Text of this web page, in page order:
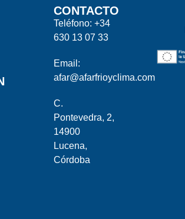
CONTACTO
Teléfono: +34
630 13 07 33
Email:
afar@afarfrioyclima.com
C.
Pontevedra, 2,
14900
Lucena,
Córdoba